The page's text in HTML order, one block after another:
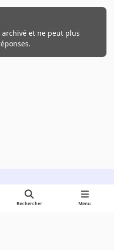
et ne peut plus
Rechercher Menu